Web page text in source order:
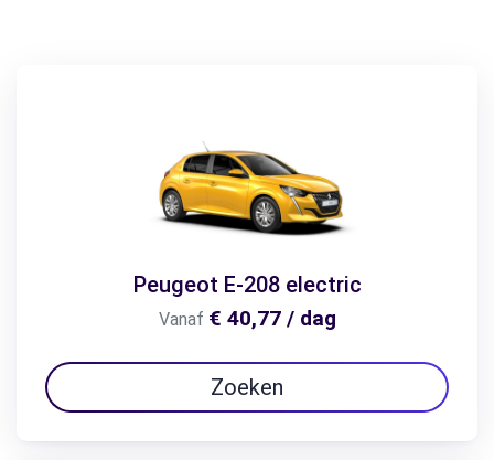
Peugeot E-208 electric
Vanaf € 40,77 / dag
Zoeken